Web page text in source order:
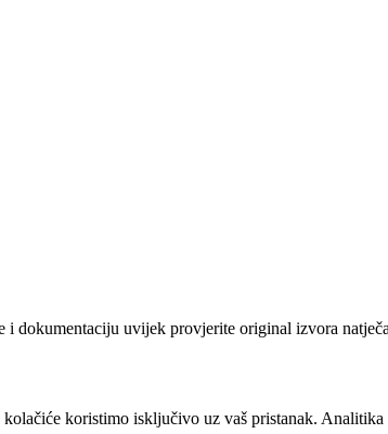
i dokumentaciju uvijek provjerite original izvora
koristimo isključivo uz vaš pristanak.